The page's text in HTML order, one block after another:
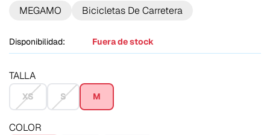
MEGAMO Bicicletas De Carretera
Disponibilidad: Fuera de stock
TALLA
XS S M
COLOR